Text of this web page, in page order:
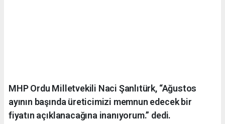
MHP Ordu Milletvekili Naci Şanlıtürk, “Ağustos
ayının başında üreticimizi memnun edecek bir
fiyatın açıklanacağına inanıyorum.” dedi.